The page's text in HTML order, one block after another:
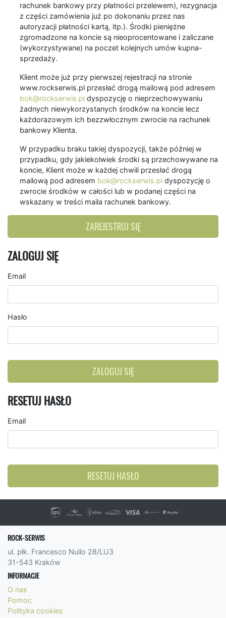
rachunek bankowy przy płatności przelewem), rezygnacja
z części zamówienia już po dokonaniu przez nas
autoryzacji płatności kartą, itp.). Środki pieniężne
zgromadzone na koncie są nieoprocentowane i zaliczane
(wykorzystywane) na poczet kolejnych umów kupna-
sprzedaży.
Klient może już przy pierwszej rejestracji na stronie
www.rockserwis.pl przesłać drogą mailową pod adresem
bok@rockserwis.pl dyspozycję o nieprzechowywaniu
żadnych niewykorzystanych środków na koncie lecz
każdorazowym ich bezzwłocznym zwrocie na rachunek
bankowy Klienta.
W przypadku braku takiej dyspozycji, także później w
przypadku, gdy jakiekolwiek środki są przechowywane na
koncie, Klient może w każdej chwili przesłać drogą
mailową pod adresem bok@rockserwis.pl dyspozycję o
zwrocie środków w całości lub w podanej części na
wskazany w treści maila rachunek bankowy.
ZAREJESTRUJ SIĘ
ZALOGUJ SIĘ
Email
Hasło
ZALOGUJ SIĘ
RESETUJ HASŁO
Email
RESETUJ HASŁO
ROCK-SERWIS
ul. płk. Francesco Nullo 28/LU3
31-543 Kraków
INFORMACJE
O nas
Pomoc
Polityka cookies